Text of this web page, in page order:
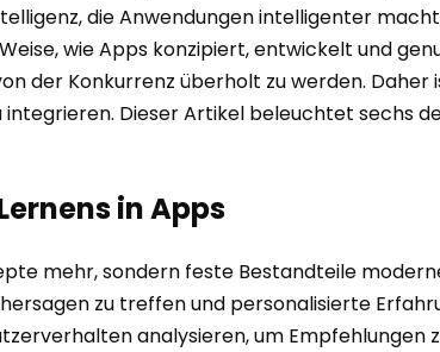
die Anwendungen intelligenter
wie Apps konzipiert, entwickelt und
der Konkurrenz überholt zu werden. Daher
integrieren. Dieser Artikel beleuchtet sechs
in Apps
mehr, sondern feste Bestandteile
zu treffen und personalisierte
analysieren, um Empfehlungen